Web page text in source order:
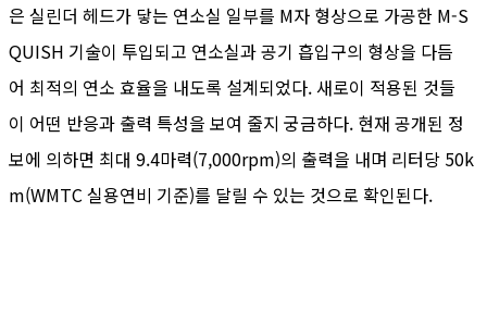
은 실린더 헤드가 닿는 연소실 일부를 M자 형상으로 가공한 M-S
QUISH 기술이 투입되고 연소실과 공기 흡입구의 형상을 다듬
어 최적의 연소 효율을 내도록 설계되었다. 새로이 적용된 것들
이 어떤 반응과 출력 특성을 보여 줄지 궁금하다. 현재 공개된 정
보에 의하면 최대 9.4마력(7,000rpm)의 출력을 내며 리터당 50k
m(WMTC 실용연비 기준)를 달릴 수 있는 것으로 확인된다.